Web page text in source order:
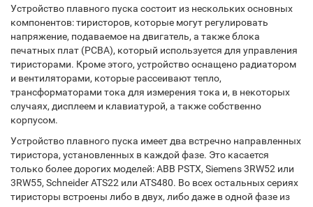
Устройство плавного пуска состоит из нескольких основных
компонентов: тиристоров, которые могут регулировать
напряжение, подаваемое на двигатель, а также блока
печатных плат (PCBA), который используется для управления
тиристорами. Кроме этого, устройство оснащено радиатором
и вентиляторами, которые рассеивают тепло,
трансформаторами тока для измерения тока и, в некоторых
случаях, дисплеем и клавиатурой, а также собственно
корпусом.
Устройство плавного пуска имеет два встречно направленных
тиристора, установленных в каждой фазе. Это касается
только более дорогих моделей: ABB PSTX, Siemens 3RW52 или
3RW55, Schneider ATS22 или ATS480. Во всех остальных сериях
тиристоры встроены либо в двух, либо даже в одной фазе из